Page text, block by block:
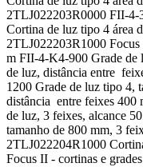
2TLJ022203R0000 FII-4-
Cortina de luz tipo 4 área
2TLJ022203R1000
m FII-4-K4-900 Grade de
de luz, distância entre
1200 Grade de luz tipo 4,
distância entre feixes 400
de luz, 3 feixes, alcance
tamanho de 800 mm, 3
2TLJ022204R1000
Focus II - cortinas e